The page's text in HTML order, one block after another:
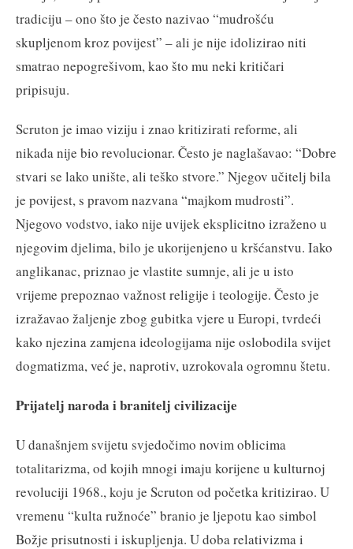
tradiciju – ono što je često nazivao “mudrošću
skupljenom kroz povijest” – ali je nije idolizirao niti
smatrao nepogrešivom, kao što mu neki kritičari
pripisuju.
Scruton je imao viziju i znao kritizirati reforme, ali
nikada nije bio revolucionar. Često je naglašavao: “Dobre
stvari se lako unište, ali teško stvore.” Njegov učitelj bila
je povijest, s pravom nazvana “majkom mudrosti”.
Njegovo vodstvo, iako nije uvijek eksplicitno izraženo u
njegovim djelima, bilo je ukorijenjeno u kršćanstvu. Iako
anglikanac, priznao je vlastite sumnje, ali je u isto
vrijeme prepoznao važnost religije i teologije. Često je
izražavao žaljenje zbog gubitka vjere u Europi, tvrdeći
kako njezina zamjena ideologijama nije oslobodila svijet
dogmatizma, već je, naprotiv, uzrokovala ogromnu štetu.
Prijatelj naroda i branitelj civilizacije
U današnjem svijetu svjedočimo novim oblicima
totalitarizma, od kojih mnogi imaju korijene u kulturnoj
revoluciji 1968., koju je Scruton od početka kritizirao. U
vremenu “kulta ružnoće” branio je ljepotu kao simbol
Božje prisutnosti i iskupljenja. U doba relativizma i